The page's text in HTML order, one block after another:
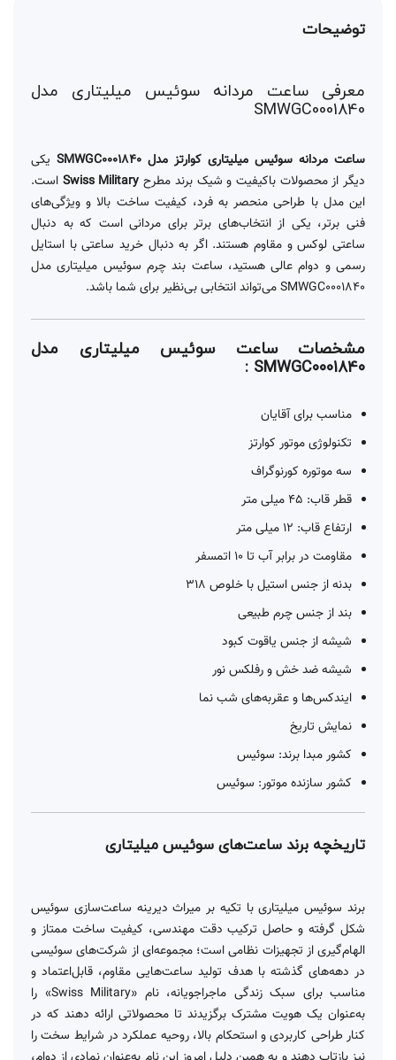
توضیحات
معرفی ساعت مردانه سوئیس میلیتاری مدل
SMWGC0001840
ساعت مردانه سوئیس میلیتاری کوارتز مدل SMWGC0001840
یکی
دیگر از محصولات باکیفیت و شیک برند مطرح Swiss Military است.
این مدل با طراحی منحصر به فرد، کیفیت ساخت بالا و ویژگی‌های
فنی برتر، یکی از انتخاب‌های برتر برای مردانی است که به دنبال
ساعتی لوکس و مقاوم هستند. اگر به دنبال خرید ساعتی با استایل
رسمی و دوام عالی هستید، ساعت بند چرم سوئیس میلیتاری مدل
SMWGC0001840 می‌تواند انتخابی بی‌نظیر برای شما باشد.
مشخصات ساعت سوئیس میلیتاری مدل
SMWGC0001840 :
مناسب برای آقایان
تکنولوژی موتور کوارتز
سه موتوره کورنوگراف
قطر قاب: 45 میلی متر
ارتفاع قاب: 12 میلی متر
مقاومت در برابر آب تا 10 اتمسفر
بدنه از جنس استیل با خلوص 318
بند از جنس چرم طبیعی
شیشه از جنس یاقوت کبود
شیشه ضد خش و رفلکس نور
ایندکس‌ها و عقربه‌های شب نما
نمایش تاریخ
کشور مبدا برند: سوئیس
کشور سازنده موتور: سوئیس
تاریخچه برند ساعت‌های سوئیس میلیتاری
برند سوئیس میلیتاری با تکیه بر میراث دیرینه ساعت‌سازی سوئیس
شکل گرفته و حاصل ترکیب دقت مهندسی، کیفیت ساخت ممتاز و
الهام‌گیری از تجهیزات نظامی است؛ مجموعه‌ای از شرکت‌های سوئیسی
در دهه‌های گذشته با هدف تولید ساعت‌هایی مقاوم، قابل‌اعتماد و
مناسب برای سبک زندگی ماجراجویانه، نام «Swiss Military» را
به‌عنوان یک هویت مشترک برگزیدند تا محصولاتی ارائه دهند که در
کنار طراحی کاربردی و استحکام بالا، روحیه عملکرد در شرایط سخت را